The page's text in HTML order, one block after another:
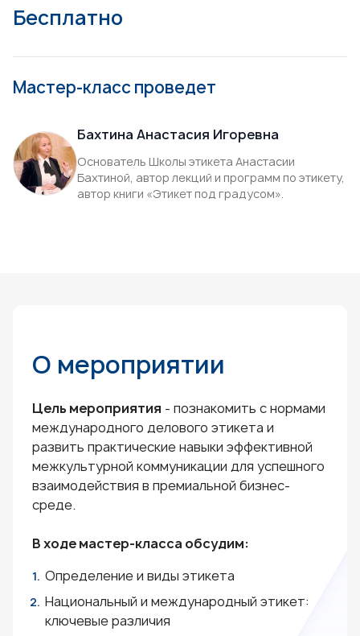
Бесплатно
Мастер-класс проведет
Бахтина Анастасия Игоревна
Основатель Школы этикета Анастасии
Бахтиной, автор лекций и программ по этикету,
автор книги «Этикет под градусом».
О мероприятии
Цель мероприятия - познакомить с нормами
международного делового этикета и
развить практические навыки эффективной
межкультурной коммуникации для успешного
взаимодействия в премиальной бизнес-
среде.
В ходе мастер-класса обсудим:
Определение и виды этикета
Национальный и международный этикет:
ключевые различия